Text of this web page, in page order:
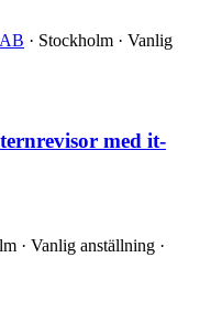
· Stockholm · Vanlig
med it-
· Vanlig anställning ·